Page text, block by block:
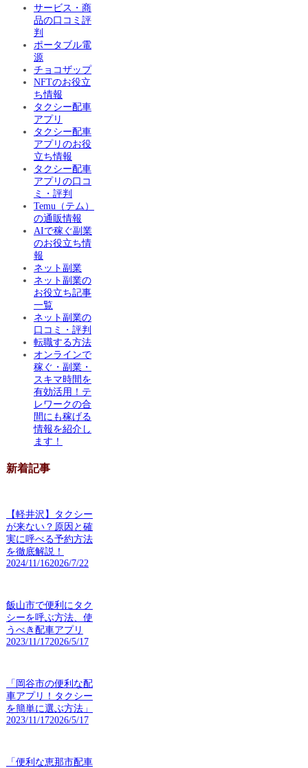
サービス・商
品の口コミ評
判
ポータブル電
源
チョコザップ
NFTのお役立
ち情報
タクシー配車
アプリ
タクシー配車
アプリのお役
立ち情報
タクシー配車
アプリの口コ
ミ・評判
Temu（テム）
の通販情報
AIで稼ぐ副業
のお役立ち情
報
ネット副業
ネット副業の
お役立ち記事
一覧
ネット副業の
口コミ・評判
転職する方法
オンラインで
稼ぐ・副業・
スキマ時間を
有効活用！テ
レワークの合
間にも稼げる
情報を紹介し
ます！
新着記事
【軽井沢】タクシー
が来ない？原因と確
実に呼べる予約方法
を徹底解説！
2024/11/162026/7/22
飯山市で便利にタク
シーを呼ぶ方法、使
うべき配車アプリ
2023/11/172026/5/17
「岡谷市の便利な配
車アプリ！タクシー
を簡単に選ぶ方法」
2023/11/172026/5/17
「便利な恵那市配車